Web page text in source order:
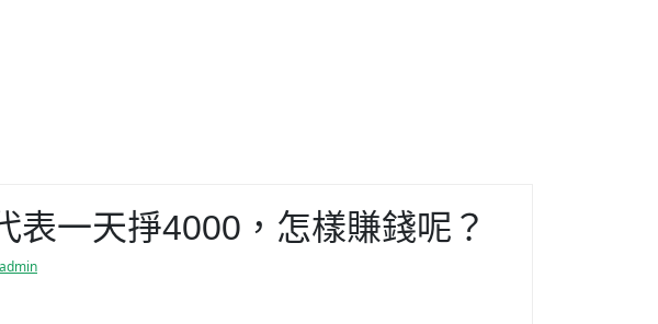
一天掙4000，怎樣賺錢呢？
admin